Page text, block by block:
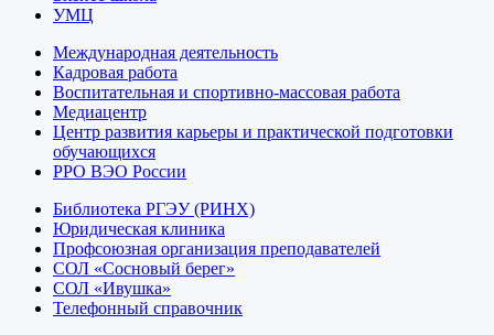
УМЦ
Международная деятельность
Кадровая работа
Воспитательная и спортивно-массовая работа
Медиацентр
Центр развития карьеры и практической подготовки
обучающихся
РРО ВЭО России
Библиотека РГЭУ (РИНХ)
Юридическая клиника
Профсоюзная организация преподавателей
СОЛ «Сосновый берег»
СОЛ «Ивушка»
Телефонный справочник